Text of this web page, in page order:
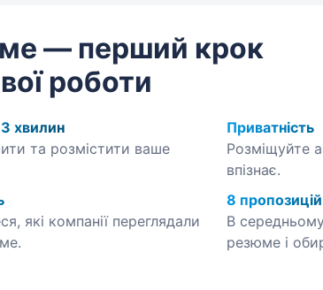
— перший крок
роботи
хвилин
та розмістити ваше
Приватність
Розміщуйте
впізнає.
які компанії переглядали
8
В
резюме і